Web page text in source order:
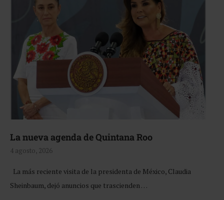
La nueva agenda de Quintana Roo
4 agosto, 2026
La más reciente visita de la presidenta de México, Claudia
Sheinbaum, dejó anuncios que trascienden …